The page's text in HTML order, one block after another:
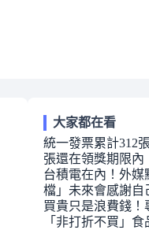
大家都在看
統一發票累計312
張還在領獎期限內
台積電在內！外媒
檔」未來會感謝自
買貴只是浪費錢！
「非打折不買」食